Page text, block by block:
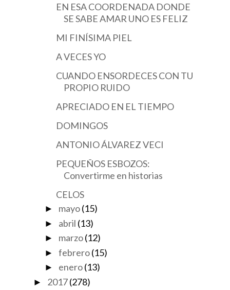
EN ESA COORDENADA DONDE
SE SABE AMAR UNO ES FELIZ
MI FINÍSIMA PIEL
A VECES YO
CUANDO ENSORDECES CON TU
PROPIO RUIDO
APRECIADO EN EL TIEMPO
DOMINGOS
ANTONIO ÁLVAREZ VECI
PEQUEÑOS ESBOZOS:
Convertirme en historias
CELOS
► mayo (15)
► abril (13)
► marzo (12)
► febrero (15)
► enero (13)
► 2017(278)